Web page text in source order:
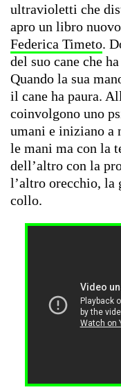
ultravioletti che
apro un libro
Federica Timeto.
del suo cane che
Quando la sua
il cane ha paura.
coinvolgono uno
umani e iniziano a
le mani ma con la
dell’altro con la
l’altro orecchio, la
collo.